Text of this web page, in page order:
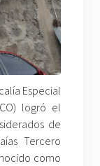
Especial
logró el
de
Tercero
como